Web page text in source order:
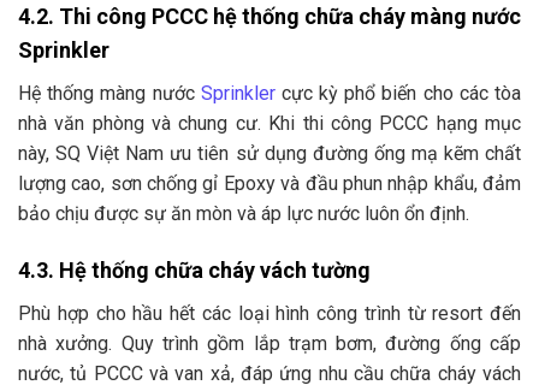
4.2. Thi công PCCC hệ thống chữa cháy màng nước
Sprinkler
Hệ thống màng nước Sprinklercực kỳ phổ biến cho các tòa
nhà văn phòng và chung cư. Khi thi công PCCC hạng mục
này, SQ Việt Nam ưu tiên sử dụng đường ống mạ kẽm chất
lượng cao, sơn chống gỉ Epoxy và đầu phun nhập khẩu, đảm
bảo chịu được sự ăn mòn và áp lực nước luôn ổn định.
4.3. Hệ thống chữa cháy vách tường
Phù hợp cho hầu hết các loại hình công trình từ resort đến
nhà xưởng. Quy trình gồm lắp trạm bơm, đường ống cấp
nước, tủ PCCC và van xả, đáp ứng nhu cầu chữa cháy vách